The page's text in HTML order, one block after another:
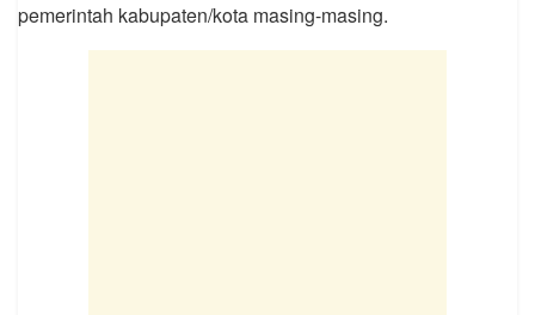
pemerintah kabupaten/kota masing-masing.